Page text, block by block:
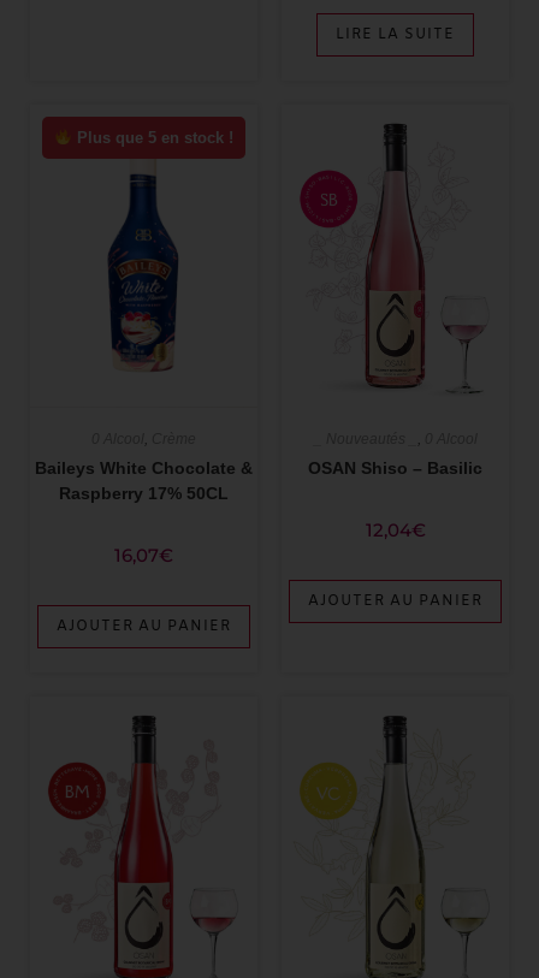
LIRE LA SUITE
Plus que 5 en stock !
,
Baileys White Chocolate &
Raspberry 17% 50CL
16,07€
AJOUTER AU PANIER
OSAN Shiso – Basilic
12,04€
AJOUTER AU PANIER